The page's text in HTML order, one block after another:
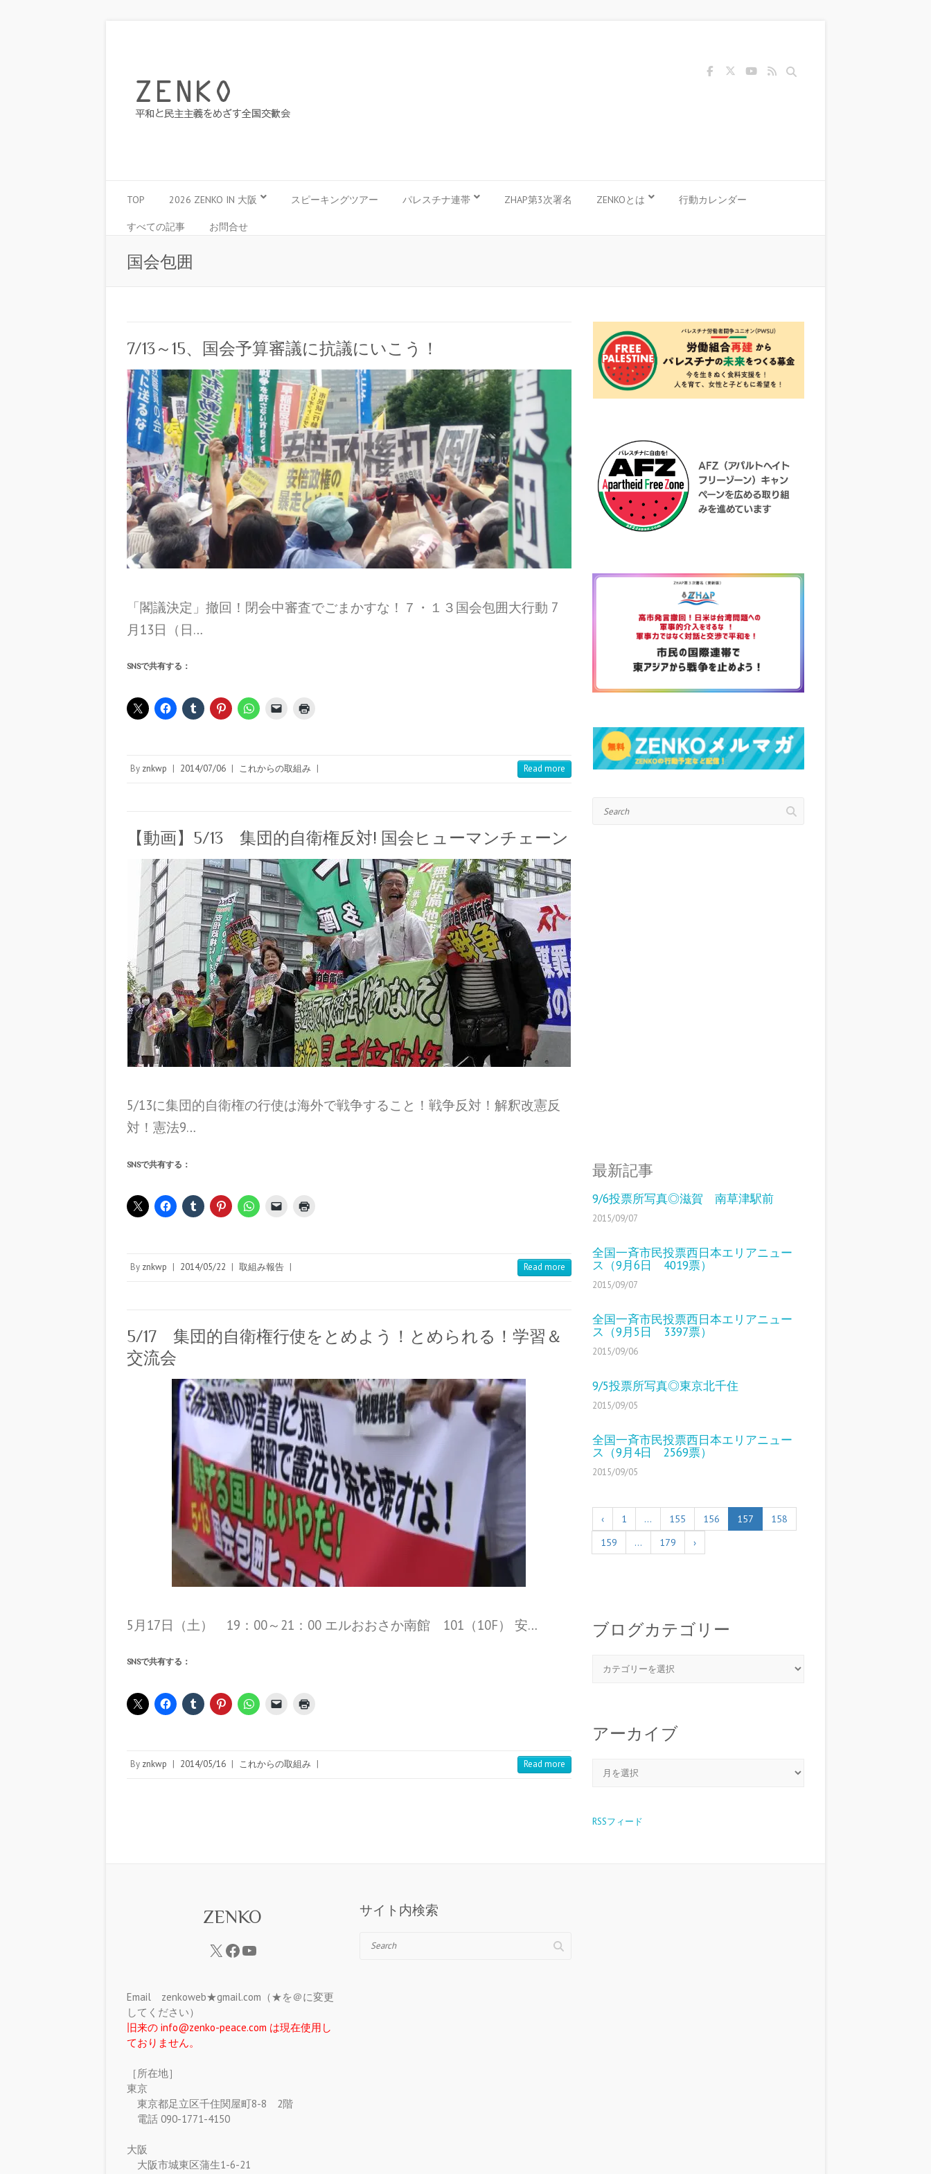
Search
TOP 2026 ZENKO IN 大阪 スピーキングツアー パレスチナ連帯 ZHAP第3次署名 ZENKOとは 行動カレンダー
すべての記事 お問合せ
国会包囲
7/13～15、国会予算審議に抗議にいこう！
「閣議決定」撤回！閉会中審査でごまかすな！７・１３国会包囲大行動 7
月13日（日…
SNSで共有する：
By znkwp | 2014/07/06 | これからの取組み | Read more
【動画】5/13 集団的自衛権反対! 国会ヒューマンチェーン
5/13に集団的自衛権の行使は海外で戦争すること！戦争反対！解釈改憲反
対！憲法9…
SNSで共有する：
By znkwp | 2014/05/22 | 取組み報告 | Read more
5/17 集団的自衛権行使をとめよう！とめられる！学習＆
交流会
5月17日（土） 19：00～21：00 エルおおさか南館 101（10F） 安…
SNSで共有する：
By znkwp | 2014/05/16 | これからの取組み | Read more
最新記事
9/6投票所写真◎滋賀 南草津駅前
2015/09/07
全国一斉市民投票西日本エリアニュー
ス（9月6日 4019票）
2015/09/07
全国一斉市民投票西日本エリアニュー
ス（9月5日 3397票）
2015/09/06
9/5投票所写真◎東京北千住
2015/09/05
全国一斉市民投票西日本エリアニュー
ス（9月4日 2569票）
2015/09/05
‹ 1 … 155 156 157
158
159
… 179 ›
ブログカテゴリー
アーカイブ
RSSフィード
ZENKO
Email zenkoweb★gmail.com（★を＠に変更
してください）
旧来の info@zenko-peace.com は現在使用し
ておりません。
［所在地］
東京
東京都足立区千住関屋町8-8 2階
電話 090-1771-4150
大阪
大阪市城東区蒲生1-6-21
サイト内検索
Search